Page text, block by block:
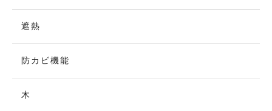
遮熱
防カビ機能
木